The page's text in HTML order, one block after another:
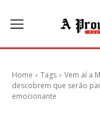
Home Tags
Vem aí a
descobrem que serão
emocionante